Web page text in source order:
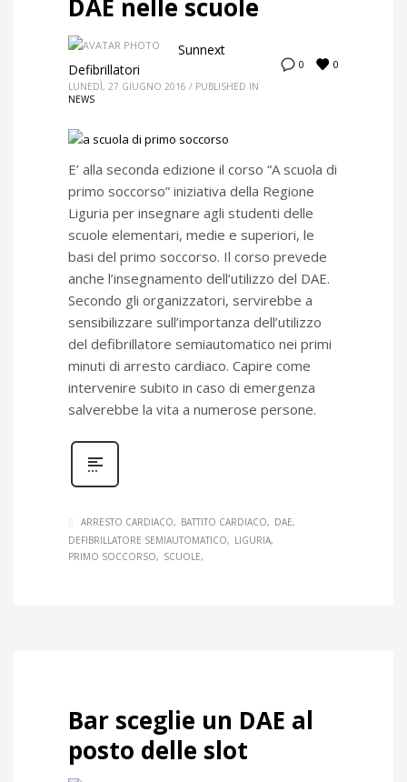
DAE nelle scuole
0 0
Sunnext
Defibrillatori
LUNEDÌ, 27 GIUGNO 2016 / PUBLISHED IN
NEWS
E’ alla seconda edizione il corso “A scuola di
primo soccorso” iniziativa della Regione
Liguria per insegnare agli studenti delle
scuole elementari, medie e superiori, le
basi del primo soccorso. Il corso prevede
anche l’insegnamento dell’utilizzo del DAE.
Secondo gli organizzatori, servirebbe a
sensibilizzare sull’importanza dell’utilizzo
del defibrillatore semiautomatico nei primi
minuti di arresto cardiaco. Capire come
intervenire subito in caso di emergenza
salverebbe la vita a numerose persone.
ARRESTO CARDIACO BATTITO CARDIACO
DAE
DEFIBRILLATORE SEMIAUTOMATICO
LIGURIA
PRIMO SOCCORSO
SCUOLE
Bar sceglie un DAE al
posto delle slot